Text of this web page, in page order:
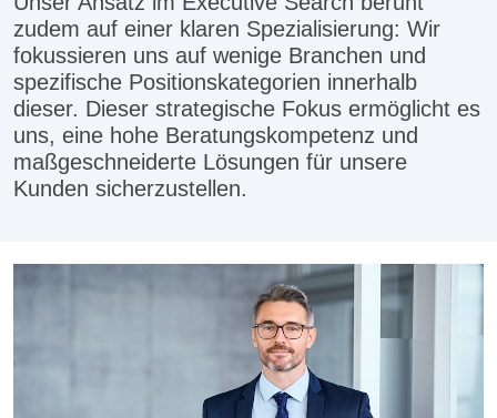
zudem auf einer klaren Spezialisierung: Wir
fokussieren uns auf wenige Branchen und
spezifische Positionskategorien innerhalb
dieser. Dieser strategische Fokus ermöglicht es
uns, eine hohe Beratungskompetenz und
maßgeschneiderte Lösungen für unsere
Kunden sicherzustellen.